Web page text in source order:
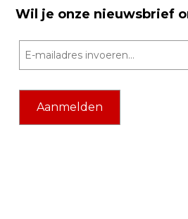
Wil je onze nieuwsbrief